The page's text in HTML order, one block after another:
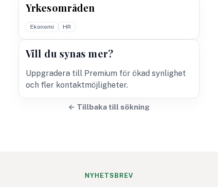
Yrkesområden
Ekonomi HR
Vill du synas mer?
Uppgradera till Premium för ökad synlighet
och fler kontaktmöjligheter.
← Tillbaka till sökning
NYHETSBREV